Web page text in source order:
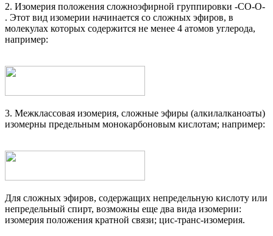
2. Изомерия положения сложноэфирной группировки -СО-О-
. Этот вид изомерии начинается со сложных эфиров, в
молекулах которых содержится не менее 4 атомов углерода,
на­пример:
3. Межклассовая изомерия, сложные эфиры (алкилалканоаты)
изомерны предельным монокарбоновым кислотам; например:
Для сложных эфиров, содержащих непредельную кислоту или
непредельный спирт, возможны еще два вида изомерии:
изомерия положения кратной связи; цис-транс-изомерия.